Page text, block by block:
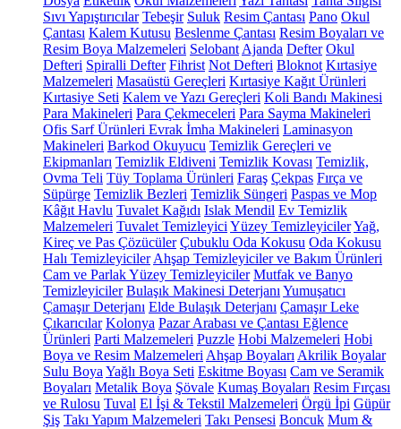
Sıvı Yapıştırıcılar Tebeşir Suluk Resim Çantası Pano Okul
Çantası Kalem Kutusu Beslenme Çantası Resim Boyaları ve
Resim Boya Malzemeleri Selobant Ajanda Defter Okul
Defteri Spiralli Defter Fihrist Not Defteri Bloknot Kırtasiye
Malzemeleri Masaüstü Gereçleri Kırtasiye Kağıt Ürünleri
Kırtasiye Seti Kalem ve Yazı Gereçleri Koli Bandı Makinesi
Para Makineleri Para Çekmeceleri Para Sayma Makineleri
Ofis Sarf Ürünleri Evrak İmha Makineleri Laminasyon
Makineleri Barkod Okuyucu Temizlik Gereçleri ve
Ekipmanları Temizlik Eldiveni Temizlik Kovası Temizlik,
Ovma Teli Tüy Toplama Ürünleri Faraş Çekpas Fırça ve
Süpürge Temizlik Bezleri Temizlik Süngeri Paspas ve Mop
Kâğıt Havlu Tuvalet Kağıdı Islak Mendil Ev Temizlik
Malzemeleri Tuvalet Temizleyici Yüzey TemizleyicilerYağ,
Kireç ve Pas Çözücüler Çubuklu Oda Kokusu Oda Kokusu
Halı Temizleyiciler Ahşap Temizleyiciler ve Bakım Ürünleri
Cam ve Parlak Yüzey Temizleyiciler Mutfak ve Banyo
Temizleyiciler Bulaşık Makinesi Deterjanı Yumuşatıcı
Çamaşır Deterjanı Elde Bulaşık Deterjanı Çamaşır Leke
Çıkarıcılar Kolonya Pazar Arabası ve Çantası Eğlence
Ürünleri Parti Malzemeleri Puzzle Hobi Malzemeleri Hobi
Boya ve Resim Malzemeleri Ahşap Boyaları Akrilik Boyalar
Sulu Boya Yağlı Boya Seti Eskitme Boyası Cam ve Seramik
Boyaları Metalik Boya Şövale Kumaş Boyaları Resim Fırçası
ve Rulosu Tuval El İşi & Tekstil Malzemeleri Örgü İpi Güpür
Şiş Takı Yapım Malzemeleri Takı Pensesi Boncuk Mum &